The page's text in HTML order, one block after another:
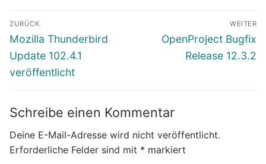
Beitragsnavigation
ZURÜCK
Vorheriger
Beitrag:
Mozilla Thunderbird
Update 102.4.1
veröffentlicht
WEITER
Nächster
Beitrag:
OpenProject Bugfix
Release 12.3.2
Schreibe einen Kommentar
Deine E-Mail-Adresse wird nicht veröffentlicht.
Erforderliche Felder sind mit * markiert